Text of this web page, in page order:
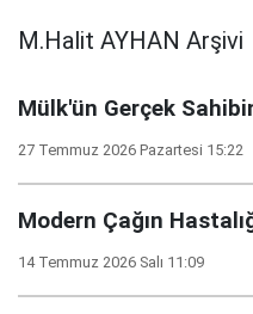
M.Halit AYHAN Arşivi
Mülk'ün Gerçek
27 Temmuz 2026 Pazartesi 15:22
Modern Çağın
14 Temmuz 2026 Salı 11:09